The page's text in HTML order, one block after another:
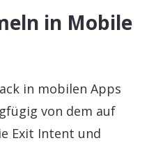
in Mobile
in mobilen Apps
von dem auf
Exit Intent und